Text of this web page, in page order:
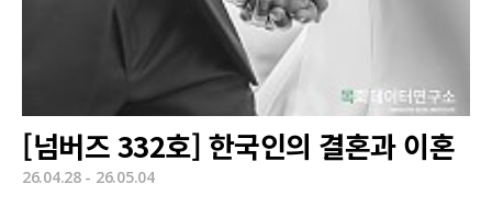
[넘버즈 332호] 한국인의 결혼과 이혼
26.04.28 - 26.05.04